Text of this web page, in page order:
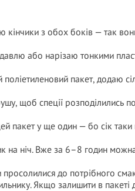
кінчики з обох боків — так
або нарізаю тонкими
пакет, додаю
щоб спеції розподілились
пакет у ще один — бо сік таки
на ніч. Вже за 6–8 годин
просолилися до потрібного
Якщо залишити в